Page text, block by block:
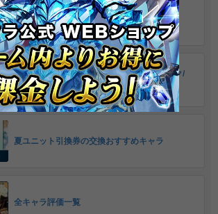
最強キャラ(ユニット)ランキング
謎の詩人ルシアの評価とおすすめ装備/アーク/
スキル
夏ユニット引換券の交換おすすめキャラ
全キャラ評価一覧